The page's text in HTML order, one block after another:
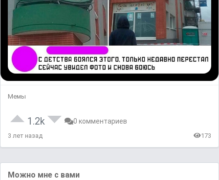
Мемы
1.2k 0 комментариев
3 лет назад 173
Moжнo мне с вaᴍи